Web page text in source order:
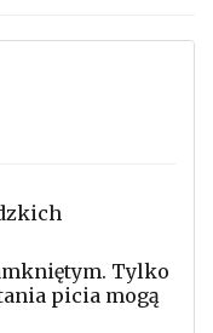
Tylko
picia mogą